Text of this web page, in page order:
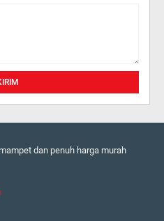
dan penuh harga murah